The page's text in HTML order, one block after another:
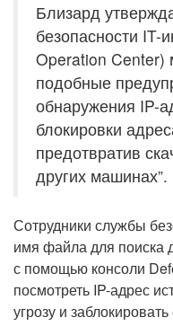
Близард
безопасности IT-
Operation Center)
подобные
обнаружения IP-
блокировки
предотвратив
других машинах”.
Сотрудники службы
имя файла для поиска
с помощью консоли
посмотреть IP-адрес
угрозу и